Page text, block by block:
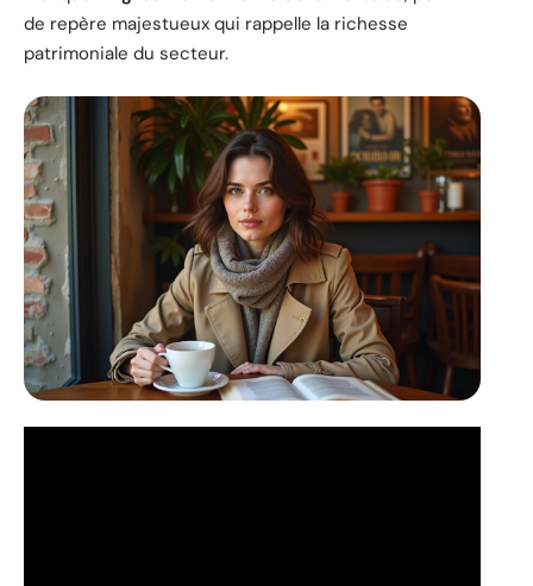
de repère majestueux qui rappelle la richesse
patrimoniale du secteur.